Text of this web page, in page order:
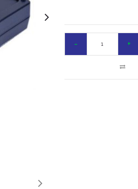
- +